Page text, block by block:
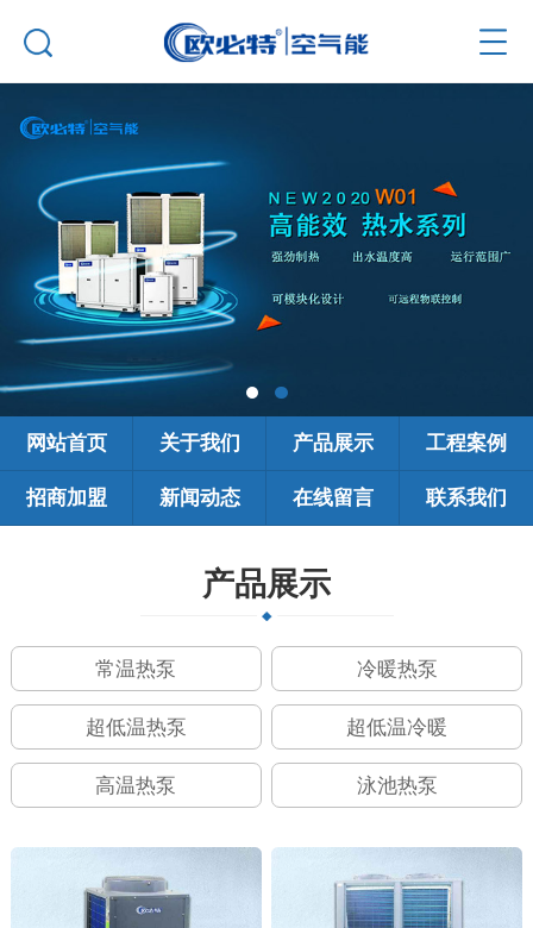
网站首页 关于我们 产品展示 工程案例
招商加盟 新闻动态 在线留言 联系我们
产品展示
常温热泵 冷暖热泵
超低温热泵 超低温冷暖
高温热泵 泳池热泵